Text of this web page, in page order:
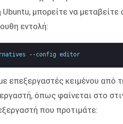
Ubuntu, μπορείτε να
εντολή:
--config editor
επεξεργαστές κειμένου από
όπως φαίνεται στο
που προτιμάτε: